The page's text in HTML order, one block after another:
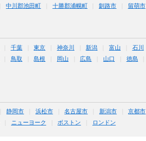
中川郡池田町 十勝郡浦幌町 釧路市 留萌市
千葉 東京 神奈川 新潟 富山 石川
鳥取 島根 岡山 広島 山口 徳島
静岡市 浜松市 名古屋市 新潟市 京都市
ニューヨーク ボストン ロンドン